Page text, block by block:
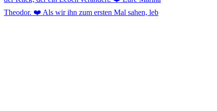
Theodor. ❤️ Als wir ihn zum ersten Mal sahen, leb